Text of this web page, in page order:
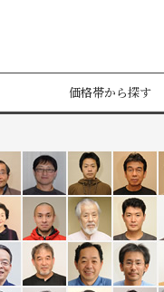
価格帯から探す